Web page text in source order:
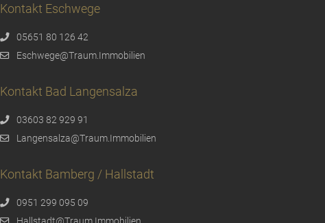
Kontakt Eschwege
05651 80 126 42
Eschwege@Traum.Immobilien
Kontakt Bad Langensalza
03603 82 929 91
Langensalza@Traum.Immobilien
Kontakt Bamberg / Hallstadt
0951 299 095 09